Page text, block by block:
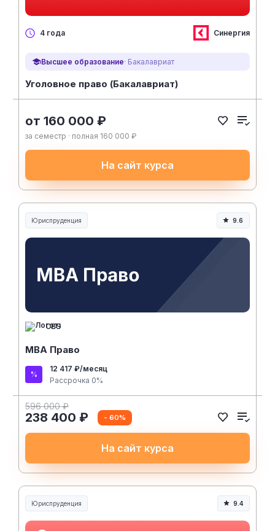
4 года Синергия
Высшее образование· Бакалавриат
Уголовное право (Бакалавриат)
от 160 000 ₽
за семестр · полная 160 000 ₽
На сайт курса
Юриспруденция
Юриспруденция и право
9.6
CBS
MBA Право
12 417 ₽/месяц
Рассрочка 0%
596 000 ₽
238 400 ₽ - 60%
На сайт курса
Юриспруденция
Юриспруденция и право
9.4